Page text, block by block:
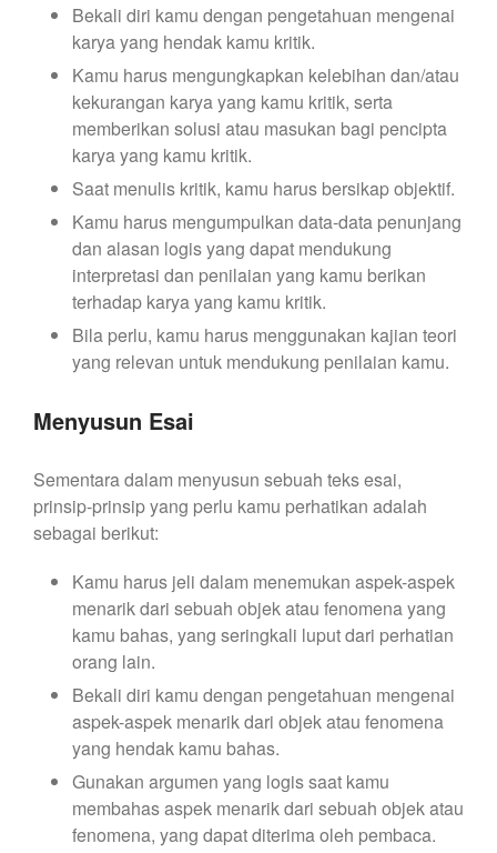
Bekali diri kamu dengan pengetahuan mengenai
karya yang hendak kamu kritik.
Kamu harus mengungkapkan kelebihan dan/atau
kekurangan karya yang kamu kritik, serta
memberikan solusi atau masukan bagi pencipta
karya yang kamu kritik.
Saat menulis kritik, kamu harus bersikap objektif.
Kamu harus mengumpulkan data-data penunjang
dan alasan logis yang dapat mendukung
interpretasi dan penilaian yang kamu berikan
terhadap karya yang kamu kritik.
Bila perlu, kamu harus menggunakan kajian teori
yang relevan untuk mendukung penilaian kamu.
Menyusun Esai
Sementara dalam menyusun sebuah teks esai,
prinsip-prinsip yang perlu kamu perhatikan adalah
sebagai berikut:
Kamu harus jeli dalam menemukan aspek-aspek
menarik dari sebuah objek atau fenomena yang
kamu bahas, yang seringkali luput dari perhatian
orang lain.
Bekali diri kamu dengan pengetahuan mengenai
aspek-aspek menarik dari objek atau fenomena
yang hendak kamu bahas.
Gunakan argumen yang logis saat kamu
membahas aspek menarik dari sebuah objek atau
fenomena, yang dapat diterima oleh pembaca.